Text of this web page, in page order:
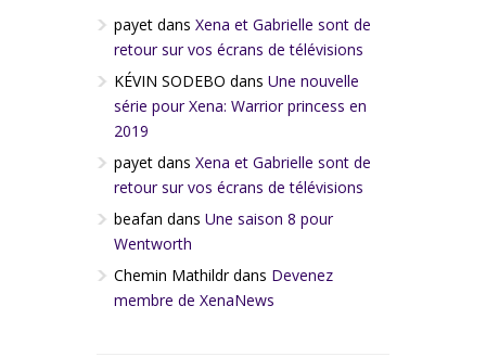
payet dans Xena et Gabrielle sont de
retour sur vos écrans de télévisions
KÉVIN SODEBO dans Une nouvelle
série pour Xena: Warrior princess en
2019
payet dans Xena et Gabrielle sont de
retour sur vos écrans de télévisions
beafan dans Une saison 8 pour
Wentworth
Chemin Mathildrdans Devenez
membre de XenaNews